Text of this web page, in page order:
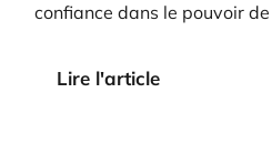
confiance dans le pouvoir
Lire l'article